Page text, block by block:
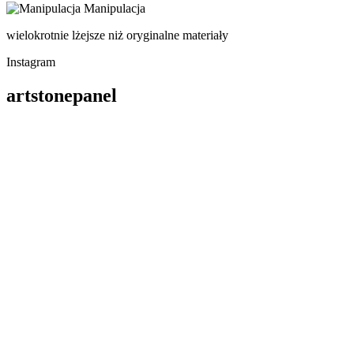
Manipulacja
wielokrotnie lżejsze niż oryginalne materiały
Instagram
artstonepanel